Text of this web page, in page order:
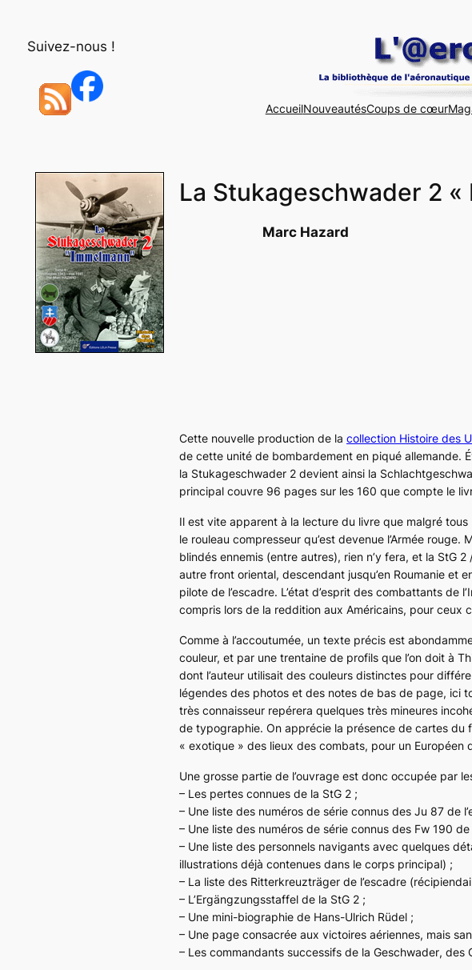
Suivez-nous !
AccueilNouveautésCoups de cœur
La Stukageschwader 2 «
Marc Hazard
Cette nouvelle production de la collection Histoire des
de cette unité de bombardement en piqué allemande.
la Stukageschwader 2 devient ainsi la
principal couvre 96 pages sur les 160 que compte le
Il est vite apparent à la lecture du livre que malgré
le rouleau compresseur qu’est devenue l’Armée
blindés ennemis (entre autres), rien n’y fera, et la StG 2
autre front oriental, descendant jusqu’en Roumanie et
pilote de l’escadre. L’état d’esprit des combattants de l’
compris lors de la reddition aux Américains, pour ceux
Comme à l’accoutumée, un texte précis est
couleur, et par une trentaine de profils que l’on doit à
dont l’auteur utilisait des couleurs distinctes pour
légendes des photos et des notes de bas de page, ici
très connaisseur repérera quelques très mineures
de typographie. On apprécie la présence de cartes du
« exotique » des lieux des combats, pour un Européen
Une grosse partie de l’ouvrage est donc occupée par
– Les pertes connues de la StG 2 ;
– Une liste des numéros de série connus des Ju 87 de
– Une liste des numéros de série connus des Fw 190 de
– Une liste des personnels navigants avec quelques
illustrations déjà contenues dans le corps principal) ;
– La liste des Ritterkreuzträger de l’escadre
– L’Ergängzungsstaffel de la StG 2 ;
– Une mini-biographie de Hans-Ulrich Rüdel ;
– Une page consacrée aux victoires aériennes, mais
– Les commandants successifs de la Geschwader, des